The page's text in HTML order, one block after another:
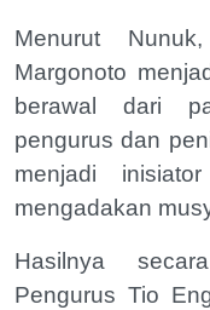
Menurut
Margonoto
berawal dari
pengurus dan
menjadi
mengadakan
Hasilnya
Pengurus Tio